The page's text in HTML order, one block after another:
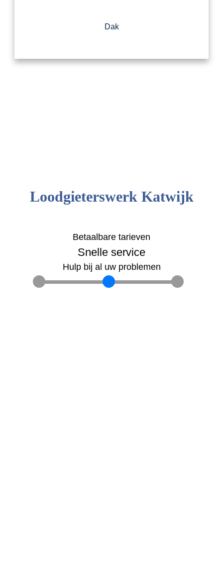
Dak
Loodgieterswerk Katwijk
Betaalbare tarieven
Snelle service
Hulp bij al uw problemen